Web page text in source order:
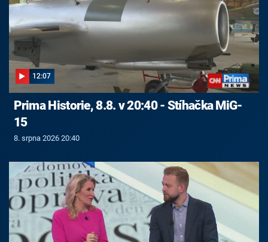
12:07
Prima Historie, 8.8. v 20:40 - Stíhačka MiG-
15
8. srpna 2026 20:40